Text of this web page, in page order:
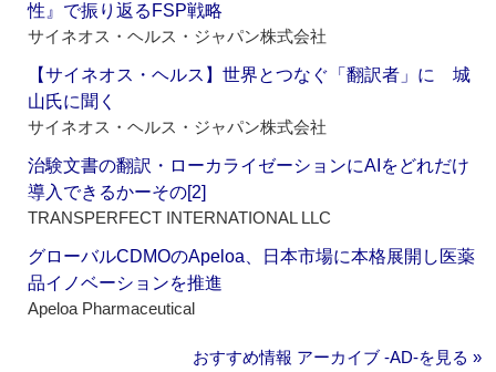
性』で振り返るFSP戦略
サイネオス・ヘルス・ジャパン株式会社
【サイネオス・ヘルス】世界とつなぐ「翻訳者」に 城
山氏に聞く
サイネオス・ヘルス・ジャパン株式会社
治験文書の翻訳・ローカライゼーションにAIをどれだけ
導入できるかーその[2]
TRANSPERFECT INTERNATIONAL LLC
グローバルCDMOのApeloa、日本市場に本格展開し医薬
品イノベーションを推進
Apeloa Pharmaceutical
おすすめ情報 アーカイブ ‐AD‐を見る »